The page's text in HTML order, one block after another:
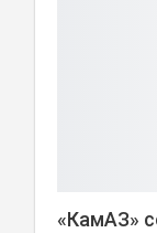
«КамАЗ»